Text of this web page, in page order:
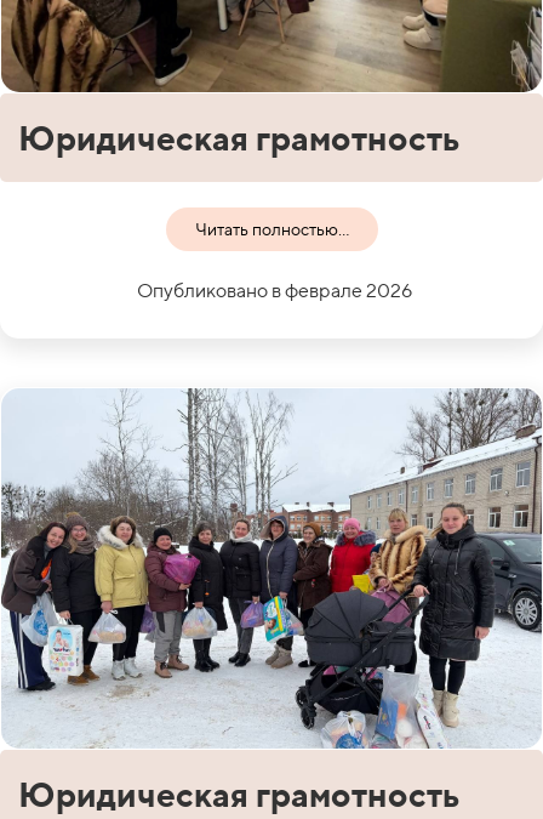
Юридическая грамотность
Читать полностью...
Опубликовано в феврале 2026
Юридическая грамотность